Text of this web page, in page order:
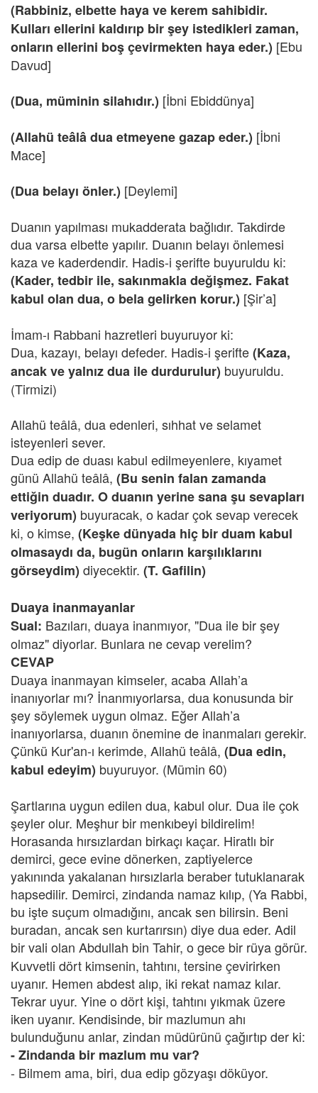
(Rabbiniz, elbette haya ve kerem sahibidir.
Kulları ellerini kaldırıp bir şey istedikleri zaman,
onların ellerini boş çevirmekten haya eder.) [Ebu
Davud]
(Dua, müminin silahıdır.) [İbni Ebiddünya]
(Allahü teâlâ dua etmeyene gazap eder.) [İbni
Mace]
(Dua belayı önler.) [Deylemi]
Duanın yapılması mukadderata bağlıdır. Takdirde
dua varsa elbette yapılır. Duanın belayı önlemesi
kaza ve kaderdendir. Hadis-i şerifte buyuruldu ki:
(Kader, tedbir ile, sakınmakla değişmez. Fakat
kabul olan dua, o bela gelirken korur.) [Şir’a]
İmam-ı Rabbani hazretleri buyuruyor ki:
Dua, kazayı, belayı defeder. Hadis-i şerifte(Kaza,
ancak ve yalnız dua ile durdurulur) buyuruldu.
(Tirmizi)
Allahü teâlâ, dua edenleri, sıhhat ve selamet
isteyenleri sever.
Dua edip de duası kabul edilmeyenlere, kıyamet
günü Allahü teâlâ, (Bu senin falan zamanda
ettiğin duadır. O duanın yerine sana şu sevapları
veriyorum) buyuracak, o kadar çok sevap verecek
ki, o kimse, (Keşke dünyada hiç bir duam kabul
olmasaydı da, bugün onların karşılıklarını
görseydim) diyecektir. (T. Gafilin)
Duaya inanmayanlar
Sual: Bazıları, duaya inanmıyor, "Dua ile bir şey
olmaz" diyorlar. Bunlara ne cevap verelim?
CEVAP
Duaya inanmayan kimseler, acaba Allah’a
inanıyorlar mı? İnanmıyorlarsa, dua konusunda bir
şey söylemek uygun olmaz. Eğer Allah’a
inanıyorlarsa, duanın önemine de inanmaları gerekir.
Çünkü Kur'an-ı kerimde, Allahü teâlâ, (Dua edin,
kabul edeyim) buyuruyor. (Mümin 60)
Şartlarına uygun edilen dua, kabul olur. Dua ile çok
şeyler olur. Meşhur bir menkıbeyi bildirelim!
Horasanda hırsızlardan birkaçı kaçar. Hiratlı bir
demirci, gece evine dönerken, zaptiyelerce
yakınında yakalanan hırsızlarla beraber tutuklanarak
hapsedilir. Demirci, zindanda namaz kılıp, (Ya Rabbi,
bu işte suçum olmadığını, ancak sen bilirsin. Beni
buradan, ancak sen kurtarırsın) diye dua eder. Adil
bir vali olan Abdullah bin Tahir, o gece bir rüya görür.
Kuvvetli dört kimsenin, tahtını, tersine çevirirken
uyanır. Hemen abdest alıp, iki rekat namaz kılar.
Tekrar uyur. Yine o dört kişi, tahtını yıkmak üzere
iken uyanır. Kendisinde, bir mazlumun ahı
bulunduğunu anlar, zindan müdürünü çağırtıp der ki:
- Zindanda bir mazlum mu var?
- Bilmem ama, biri, dua edip gözyaşı döküyor.